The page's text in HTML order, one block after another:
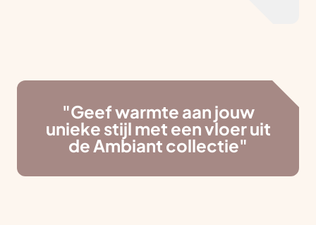
"Geef warmte aan jouw
unieke stijl met een vloer uit
de Ambiant collectie"